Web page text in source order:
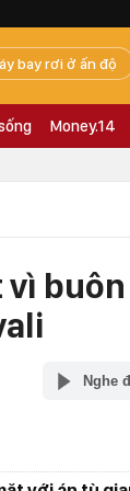
bay rơi ở ấn độ
Money.14
vì
Nghe